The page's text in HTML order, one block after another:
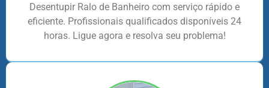
Desentupir Ralo de Banheiro com serviço rápido e
eficiente. Profissionais qualificados disponíveis 24
horas. Ligue agora e resolva seu problema!